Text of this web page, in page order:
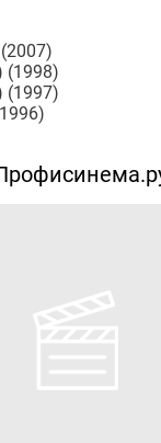
(1998)
(1997)